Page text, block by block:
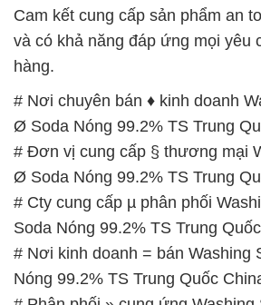
Ø Soda Nóng 99.2% TS Trung
# Đơn vị cung cấp § thương mại
Ø Soda Nóng 99.2% TS Trung
# Cty cung cấp µ phân phối
Soda Nóng 99.2% TS Trung
# Nơi kinh doanh = bán Washing
Nóng 99.2% TS Trung Quốc
# Phân phối » cung ứng Washing
Nóng 99.2% TS Trung Quốc China
# Cty thương mại ε bán Washing
Nóng 99.2% TS Trung Quốc China
# Địa chỉ chuyên kinh doanh —